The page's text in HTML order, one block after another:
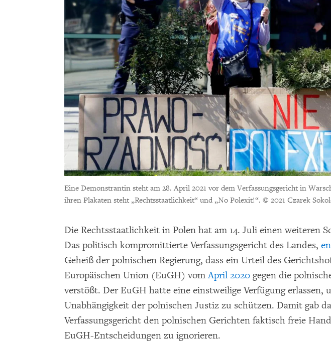
Eine Demonstrantin steht am 28. April 2021 vor dem Verfassungsgericht in
ihren Plakaten steht „Rechtsstaatlichkeit“ und „No Polexit!“. © 2021 Czarek
Die Rechtsstaatlichkeit in Polen hat am 14. Juli einen weiteren
Das politisch kompromittierte Verfassungsgericht des Landes,
Geheiß der polnischen Regierung, dass ein Urteil des
Europäischen Union (EuGH) vomApril 2020 gegen die
verstößt. Der EuGH hatte eine einstweilige Verfügung erlassen,
Unabhängigkeit der polnischen Justiz zu schützen. Damit gab
Verfassungsgericht den polnischen Gerichten faktisch freie
EuGH-Entscheidungen zu ignorieren.